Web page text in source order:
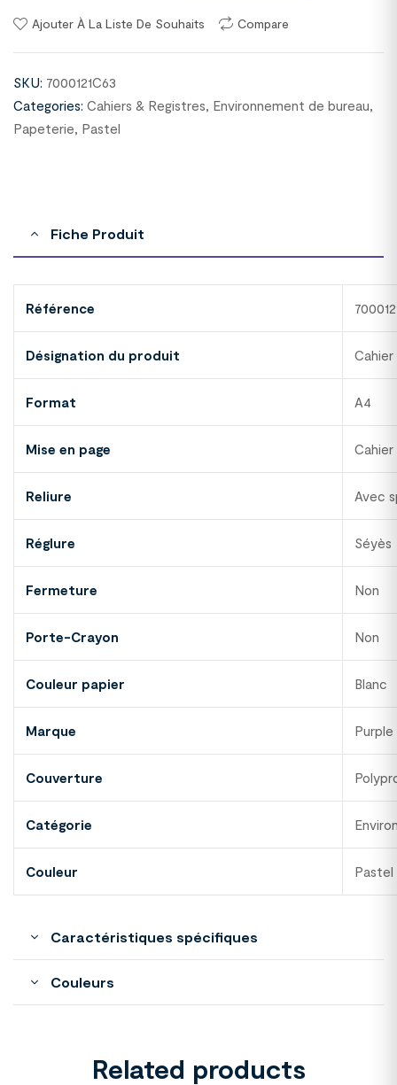
Ajouter À La Liste De Souhaits Compare
SKU: 7000121C63
Categories: Cahiers & Registres, Environnement de bureau,
Papeterie, Pastel
Fiche Produit
Référence
Désignation du produit Cahier
Format A4
Mise en page
Reliure Avec
Réglure Séyès
Fermeture Non
Porte-Crayon Non
Couleur papier Blanc
Marque Purple
Couverture
Catégorie
Couleur Pastel
Caractéristiques spécifiques
Couleurs
Related products